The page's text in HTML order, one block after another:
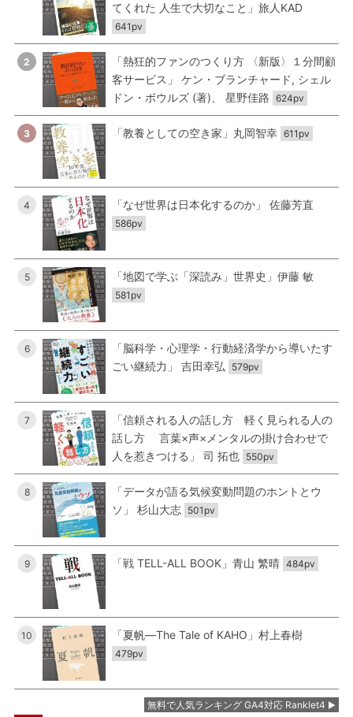
てくれた 人生で大切なこと」旅人KAD
641pv
2
「熱狂的ファンのつくり方 〈新版〉１分間顧
客サービス」 ケン・ブランチャード, シェル
ドン・ボウルズ (著)、 星野佳路 624pv
3 「教養としての空き家」丸岡智幸 611pv
4 「なぜ世界は日本化するのか」 佐藤芳直
586pv
5 「地図で学ぶ「深読み」世界史」伊藤 敏
581pv
6
「脳科学・心理学・行動経済学から導いたす
ごい継続力」 吉田幸弘
579pv
7
「信頼される人の話し方 軽く見られる人の
話し方 言葉×声×メンタルの掛け合わせで
人を惹きつける」 司 拓也 550pv
8
「データが語る気候変動問題のホントとウ
ソ」 杉山大志 501pv
9 「戦 TELL-ALL BOOK」青山 繁晴 484pv
10 「夏帆―The Tale of KAHO」村上春樹
479pv
無料で人気ランキング GA4対応 Ranklet4